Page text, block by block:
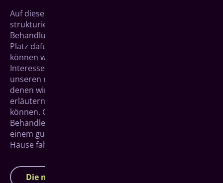
Auf dieser Website möchten wir Ihnen einen
strukturierten Überblick über unsere Implantat-
Behandlung nach dem All-on-4 System geben. Der
Platz dafür ist jedoch begrenzt und jeden Aspekt
können wir hier nicht im Detail aufgreifen. Ist Ihr
Interesse aber geweckt, laden wir Sie herzlich zu
unseren regelmäßigen Info­veranstal­tungen ein, in
denen wir den Behandlungs­verlauf im Detail
erläutern und Ihre persön­lichen Fragen beantworten
können. Ganz nebenbei lernen Sie auch direkt Ihren
Behandler Dr. Philipp Baumgarten kennen und mit
einem guten Gefühl für eine Entscheidung nach
Hause fahren.
Die nächsten Infoveranstaltungen